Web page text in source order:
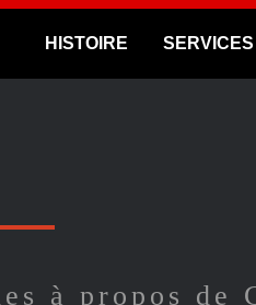
HISTOIRE SERVICES
à propos de